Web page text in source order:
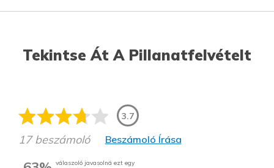
Tekintse Át A Pillanatfelvételt
3.7
17 beszámoló Beszámoló Írása
válaszoló javasolná ezt egy